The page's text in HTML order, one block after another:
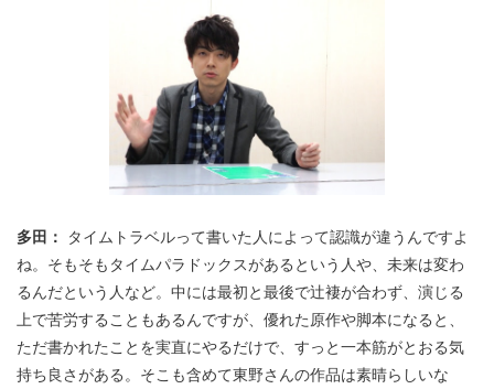
多田： タイムトラベルって書いた人によって認識が違うんですよ
ね。そもそもタイムパラドックスがあるという人や、未来は変わ
るんだという人など。中には最初と最後で辻褄が合わず、演じる
上で苦労することもあるんですが、優れた原作や脚本になると、
ただ書かれたことを実直にやるだけで、すっと一本筋がとおる気
持ち良さがある。そこも含めて東野さんの作品は素晴らしいな